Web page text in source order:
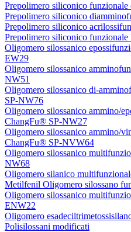
Prepolimero siliconico
Prepolimero siliconico
Prepolimero siliconico
Prepolimero siliconico
Oligomero silossanico
EW29
Oligomero silossanico
NW51
Oligomero silossanico di-
SP-NW76
Oligomero silossanico ammino/
ChangFu® SP-NW27
Oligomero silossanico ammino/
ChangFu® SP-NVW64
Oligomero silossanico
NW68
Oligomero silanico
Metilfenil Oligomero silossano
Oligomero silossanico
ENW22
Oligomero
Polisilossani modificati